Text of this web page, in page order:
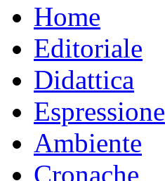
Home
Editoriale
Didattica
Espressione
Ambiente
Cronache